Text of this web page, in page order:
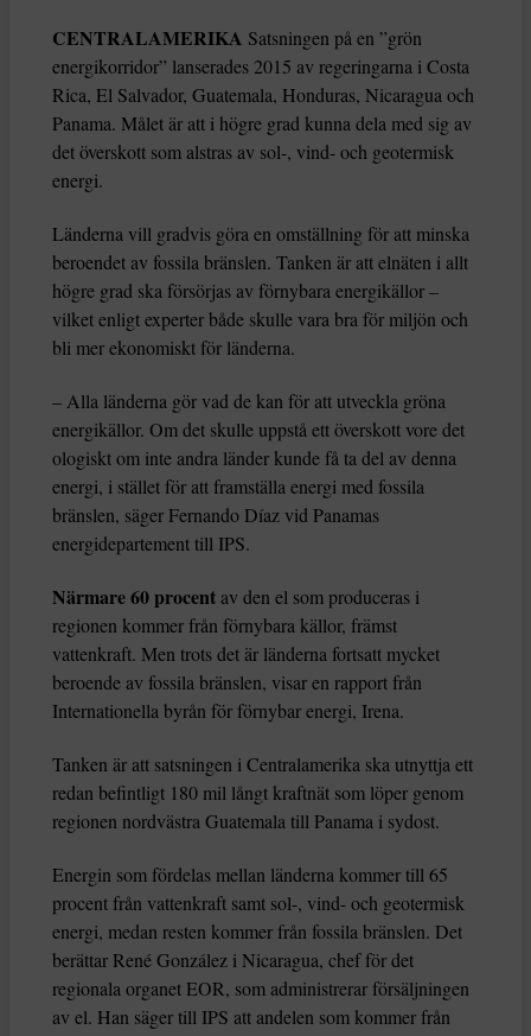
CENTRALAMERIKA Satsningen på en ”grön
energikorridor” lanserades 2015 av regeringarna i Costa
Rica, El Salvador, Guatemala, Honduras, Nicaragua och
Panama. Målet är att i högre grad kunna dela med sig av
det överskott som alstras av sol-, vind- och geotermisk
energi.
Länderna vill gradvis göra en omställning för att minska
beroendet av fossila bränslen. Tanken är att elnäten i allt
högre grad ska försörjas av förnybara energikällor –
vilket enligt experter både skulle vara bra för miljön och
bli mer ekonomiskt för länderna.
– Alla länderna gör vad de kan för att utveckla gröna
energikällor. Om det skulle uppstå ett överskott vore det
ologiskt om inte andra länder kunde få ta del av denna
energi, i stället för att framställa energi med fossila
bränslen, säger Fernando Díaz vid Panamas
energidepartement till IPS.
Närmare 60 procentav den el som produceras i
regionen kommer från förnybara källor, främst
vattenkraft. Men trots det är länderna fortsatt mycket
beroende av fossila bränslen, visar en rapport från
Internationella byrån för förnybar energi, Irena.
Tanken är att satsningen i Centralamerika ska utnyttja ett
redan befintligt 180 mil långt kraftnät som löper genom
regionen nordvästra Guatemala till Panama i sydost.
Energin som fördelas mellan länderna kommer till 65
procent från vattenkraft samt sol-, vind- och geotermisk
energi, medan resten kommer från fossila bränslen. Det
berättar René González i Nicaragua, chef för det
regionala organet EOR, som administrerar försäljningen
av el. Han säger till IPS att andelen som kommer från